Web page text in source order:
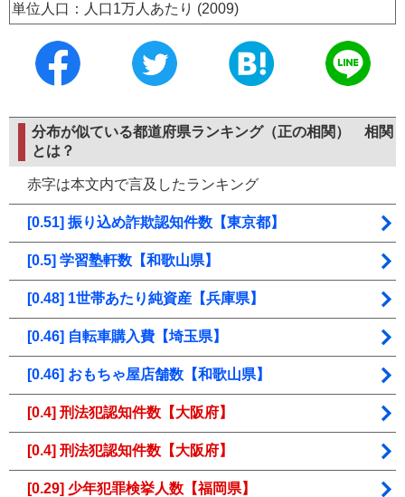
単位人口：人口1万人あたり (2009)
分布が似ている都道府県ランキング（正の相関） 相関
とは？
赤字は本文内で言及したランキング
[0.51] 振り込め詐欺認知件数【東京都】
[0.5] 学習塾軒数【和歌山県】
[0.48] 1世帯あたり純資産【兵庫県】
[0.46] 自転車購入費【埼玉県】
[0.46] おもちゃ屋店舗数【和歌山県】
[0.4] 刑法犯認知件数【大阪府】
[0.4] 刑法犯認知件数【大阪府】
[0.29] 少年犯罪検挙人数【福岡県】